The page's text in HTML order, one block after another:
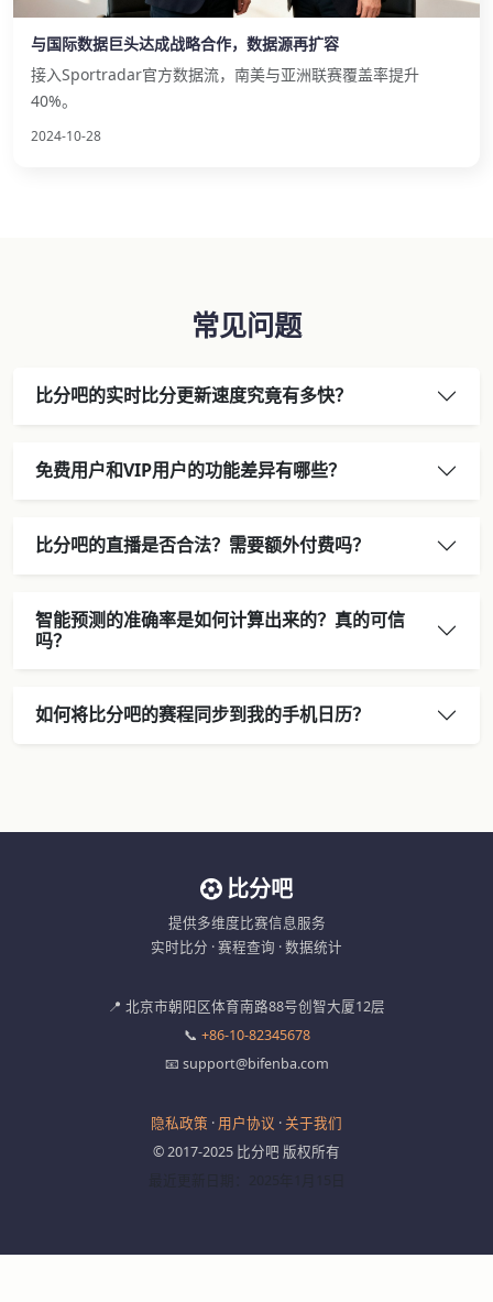
与国际数据巨头达成战略合作，数据源再扩容
接入Sportradar官方数据流，南美与亚洲联赛覆盖率提升
40%。
2024-10-28
常见问题
比分吧的实时比分更新速度究竟有多快？
免费用户和VIP用户的功能差异有哪些？
比分吧的直播是否合法？需要额外付费吗？
智能预测的准确率是如何计算出来的？真的可信
吗？
如何将比分吧的赛程同步到我的手机日历？
比分吧
提供多维度比赛信息服务
实时比分 · 赛程查询 · 数据统计
📍 北京市朝阳区体育南路88号创智大厦12层
📞 +86-10-82345678
📧 support@bifenba.com
隐私政策 · 用户协议 ·关于我们
© 2017-2025 比分吧 版权所有